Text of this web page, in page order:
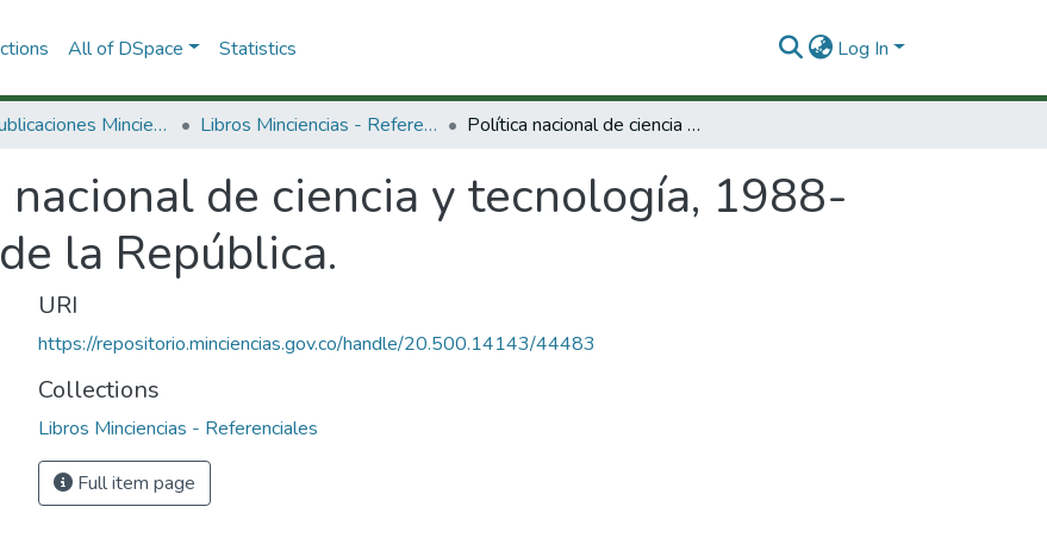
All of DSpace Statistics Log In
3.2.2. Publicaciones Minciencias Libros Minciencias - Referenciales Política nacional de ciencia y tecnología, 1988-1992 / Presidencia de la República.
nacional de ciencia y tecnología, 1988-
la República.
URI
https://repositorio.minciencias.gov.co/handle/20.500.14143/44483
Collections
Libros Minciencias - Referenciales
Full item page